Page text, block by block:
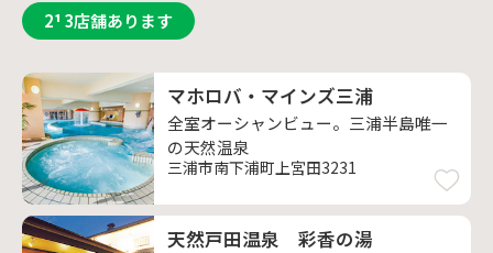
213店舗あります
マホロバ・マインズ三浦
全室オーシャンビュー。三浦半島唯一
の天然温泉
三浦市南下浦町上宮田3231
天然戸田温泉 彩香の湯